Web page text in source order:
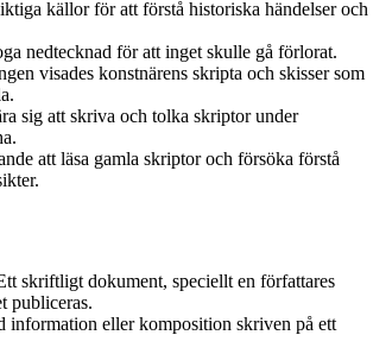
källor för att förstå historiska händelser och
nedtecknad för att inget skulle gå förlorat.
visades konstnärens skripta och skisser som
sig att skriva och tolka skriptor under
att läsa gamla skriptor och försöka förstå
skriftligt dokument, speciellt en författares
publiceras.
information eller komposition skriven på ett